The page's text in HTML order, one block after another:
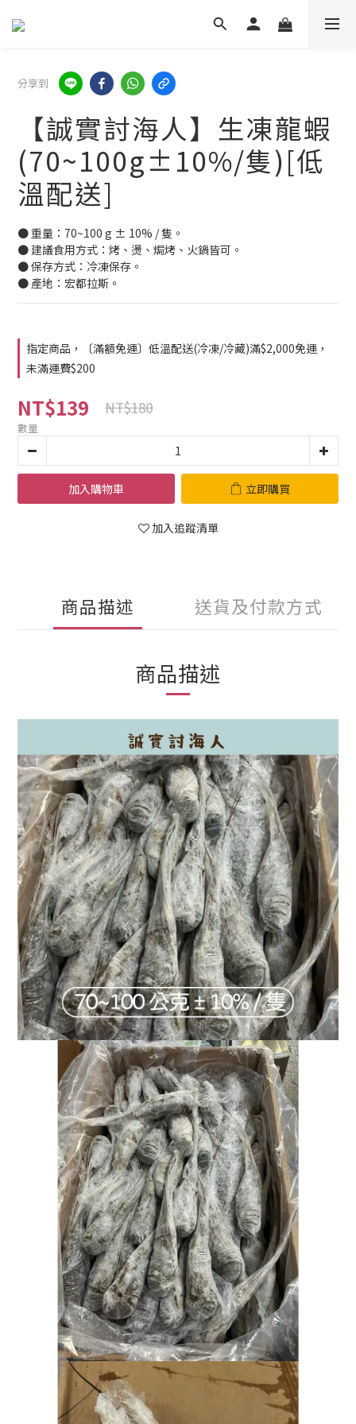
分享到
【誠實討海人】生凍龍蝦
(70~100g±10%/隻)[低
溫配送]
● 重量：70~100 g ± 10% / 隻。
● 建議食用方式：烤、燙、焗烤、火鍋皆可。
● 保存方式：冷凍保存。
● 產地：宏都拉斯。
指定商品，〔滿額免運〕低溫配送(冷凍/冷藏)滿$2,000免運，
未滿運費$200
NT$139 NT$180
數量
加入購物車 立即購買
加入追蹤清單
商品描述 送貨及付款方式
商品描述